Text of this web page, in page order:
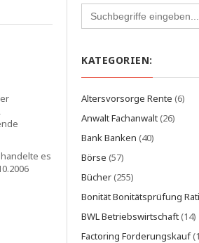
es
Search
for:
KATEGORIEN:
Altersvorsorge Rente (6)
Anwalt Fachanwalt(26)
Bank Banken (40)
Börse (57)
Bücher(255)
Bonität Bonitätsprüfung
BWL Betriebswirtschaft(14)
Factoring Forderungskauf